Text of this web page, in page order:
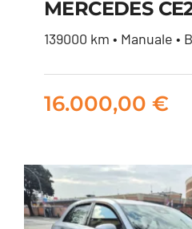
MERCEDES
139000 km • Manuale •
16.000,00 €